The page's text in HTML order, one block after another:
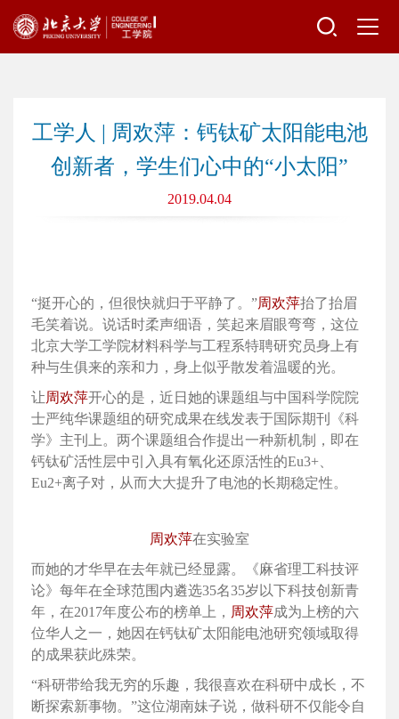
工学人 | 周欢萍：钙钛矿太阳能电池
创新者，学生们心中的“小太阳”
2019.04.04
“挺开心的，但很快就归于平静了。”周欢萍抬了抬眉
毛笑着说。说话时柔声细语，笑起来眉眼弯弯，这位
北京大学工学院材料科学与工程系特聘研究员身上有
种与生俱来的亲和力，身上似乎散发着温暖的光。
让周欢萍开心的是，近日她的课题组与中国科学院院
士严纯华课题组的研究成果在线发表于国际期刊《科
学》主刊上。两个课题组合作提出一种新机制，即在
钙钛矿活性层中引入具有氧化还原活性的Eu3+、
Eu2+离子对，从而大大提升了电池的长期稳定性。
周欢萍在实验室
而她的才华早在去年就已经显露。《麻省理工科技评
论》每年在全球范围内遴选35名35岁以下科技创新青
年，在2017年度公布的榜单上， 周欢萍成为上榜的六
位华人之一，她因在钙钛矿太阳能电池研究领域取得
的成果获此殊荣。
“科研带给我无穷的乐趣，我很喜欢在科研中成长，不
断探索新事物。”这位湖南妹子说，做科研不仅能令自